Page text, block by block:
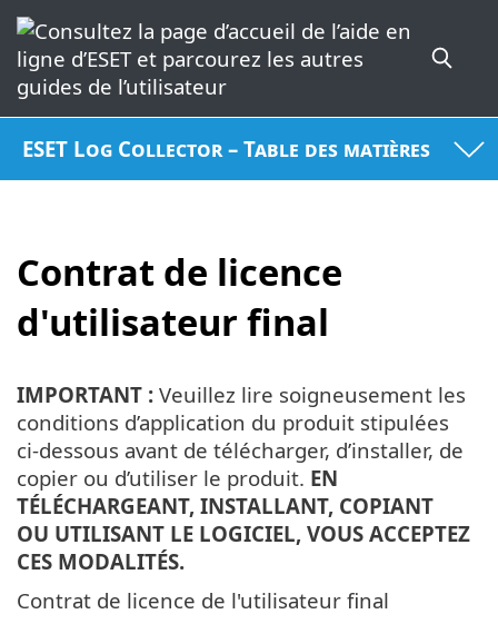
ESET Log Collector – Table des matières
Contrat de licence
d'utilisateur final
IMPORTANT : Veuillez lire soigneusement les
conditions d’application du produit stipulées
ci-dessous avant de télécharger, d’installer, de
copier ou d’utiliser le produit. EN
TÉLÉCHARGEANT, INSTALLANT, COPIANT
OU UTILISANT LE LOGICIEL, VOUS ACCEPTEZ
CES MODALITÉS.
Contrat de licence de l'utilisateur final